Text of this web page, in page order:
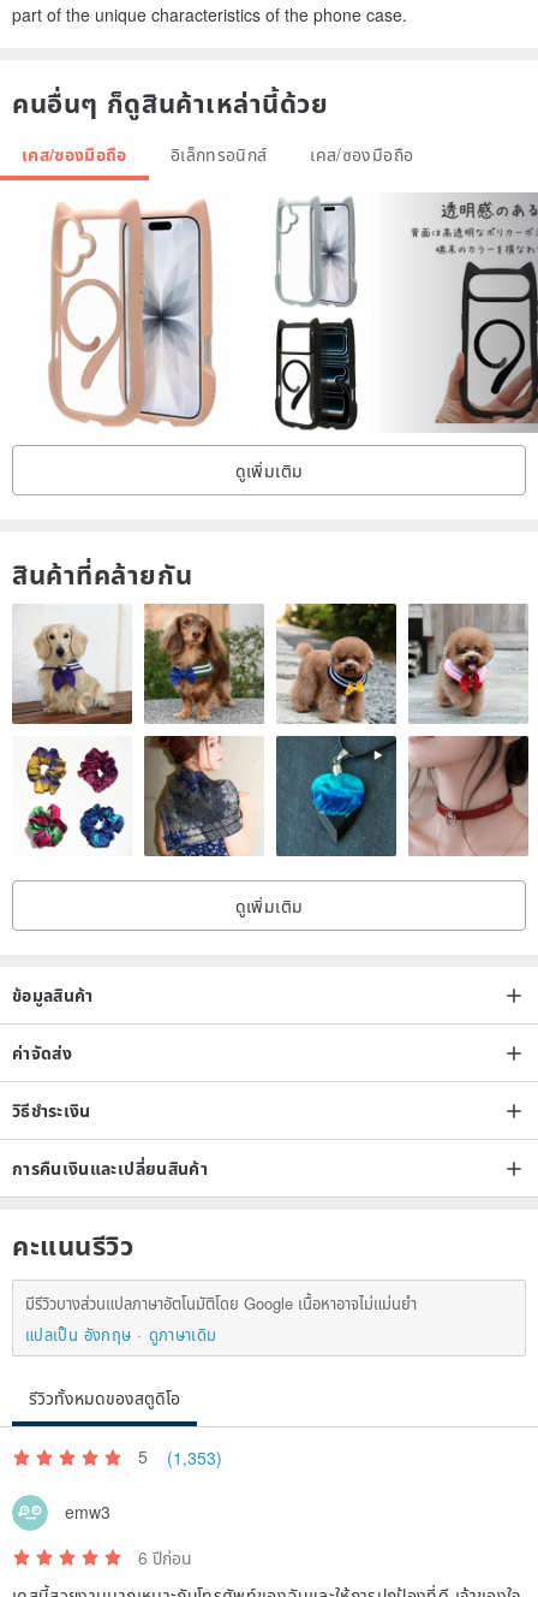
part of the unique characteristics of the phone case.
คนอื่นๆ ก็ดูสินค้าเหล่านี้ด้วย
เคส/ซองมือถือ อิเล็กทรอนิกส์ เคส/ซองมือถือ
ดูเพิ่มเติม
สินค้าที่คล้ายกัน
ดูเพิ่มเติม
ข้อมูลสินค้า
ค่าจัดส่ง
วิธีชำระเงิน
การคืนเงินและเปลี่ยนสินค้า
คะแนนรีวิว
มีรีวิวบางส่วนแปลภาษาอัตโนมัติโดย Google เนื้อหาอาจไม่แม่นยำ
แปลเป็น อังกฤษ
ดูภาษาเดิม
รีวิวทั้งหมดของสตูดิโอ
5 (1,353)
emw3
6 ปีก่อน